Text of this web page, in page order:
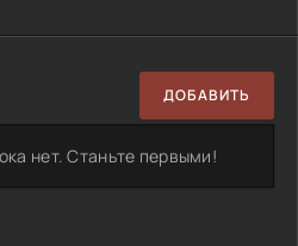
ДОБАВИТЬ
нет. Станьте первыми!